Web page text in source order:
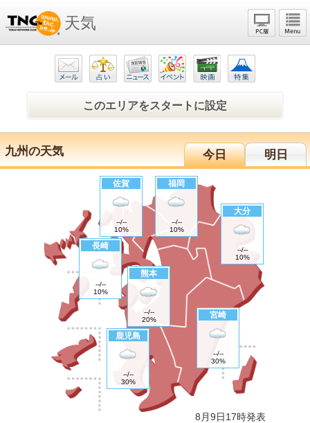
天気
このエリアをスタートに設定
九州の天気 今日 明日
8月9日17時発表
福岡
--/--
10%
佐賀
--/--
10%
長崎
--/--
10%
大分
--/--
10%
熊本
--/--
20%
宮崎
--/--
30%
鹿児島
--/--
30%